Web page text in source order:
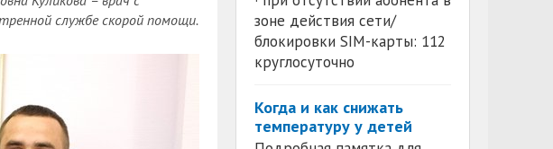
службе скорой помощи.
зоне действия сети/
блокировки SIM-карты: 112
круглосуточно
Когда и как снижать
температуру у детей